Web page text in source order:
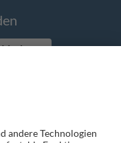
Vorkasse
Media